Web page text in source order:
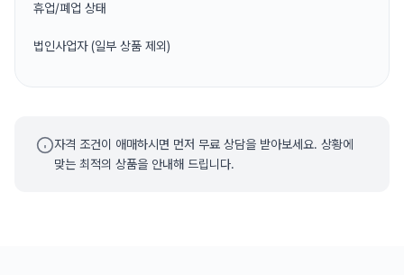
휴업/폐업 상태
법인사업자 (일부 상품 제외)
자격 조건이 애매하시면 먼저 무료 상담을 받아보세요. 상황에
맞는 최적의 상품을 안내해 드립니다.